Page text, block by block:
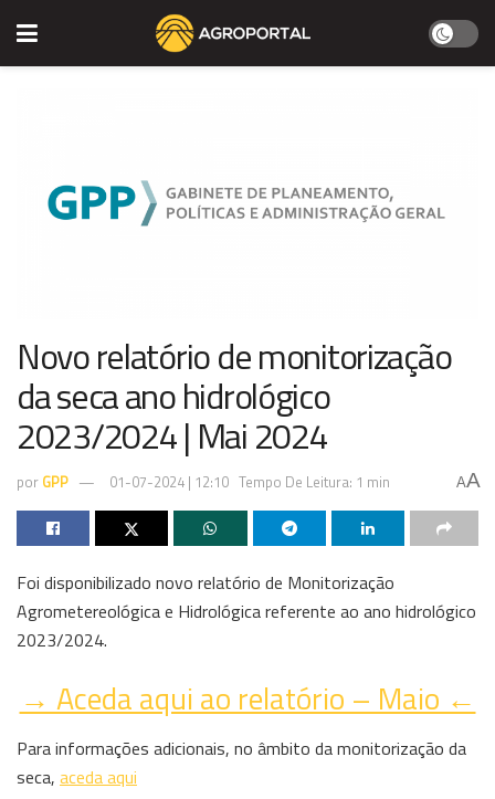
Novo relatório de monitorização
da seca ano hidrológico
2023/2024 | Mai 2024
por GPP 01-07-2024 | 12:10 Tempo De Leitura: 1 min AA
Foi disponibilizado novo relatório de Monitorização
Agrometereológica e Hidrológica referente ao ano hidrológico
2023/2024.
→ Aceda aqui ao relatório – Maio ←
Para informações adicionais, no âmbito da monitorização da
seca, aceda aqui